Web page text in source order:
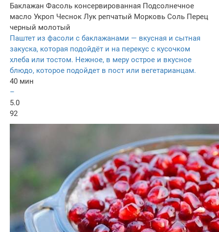
Баклажан Фасоль консервированная Подсолнечное
масло Укроп Чеснок Лук репчатый Морковь Соль Перец
черный молотый
Паштет из фасоли с баклажанами — вкусная и сытная
закуска, которая подойдёт и на перекус с кусочком
хлеба или тостом. Нежное, в меру острое и вкусное
блюдо, которое подойдет в пост или вегетарианцам.
40 мин
–
5.0
92